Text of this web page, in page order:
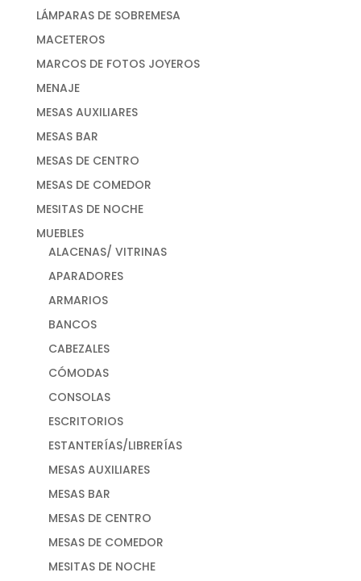
LÁMPARAS DE SOBREMESA
MACETEROS
MARCOS DE FOTOS JOYEROS
MENAJE
MESAS AUXILIARES
MESAS BAR
MESAS DE CENTRO
MESAS DE COMEDOR
MESITAS DE NOCHE
MUEBLES
ALACENAS/ VITRINAS
APARADORES
ARMARIOS
BANCOS
CABEZALES
CÓMODAS
CONSOLAS
ESCRITORIOS
ESTANTERÍAS/LIBRERÍAS
MESAS AUXILIARES
MESAS BAR
MESAS DE CENTRO
MESAS DE COMEDOR
MESITAS DE NOCHE